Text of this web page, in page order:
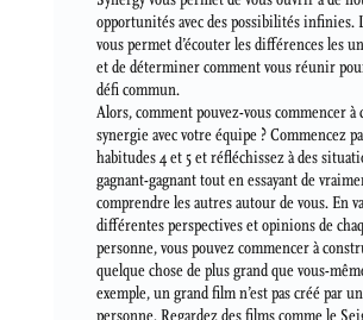
opportunités avec des possibilités infinies.
vous permet d’écouter les différences les
et de déterminer comment vous réunir
défi commun.
Alors, comment pouvez-vous commencer à
synergie avec votre équipe ? Commencez
habitudes 4 et 5 et réfléchissez à des
gagnant-gagnant tout en essayant de
comprendre les autres autour de vous. En
différentes perspectives et opinions de
personne, vous pouvez commencer à
quelque chose de plus grand que vous-
exemple, un grand film n’est pas créé par
personne. Regardez des films comme le